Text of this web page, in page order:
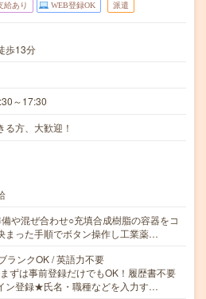
給あり WEB登録OK 派遣
歩13分
～17:30
方、大歓迎！
や混ぜ合わせ○充填合成樹脂の容器をコ
まった手順でボタン操作し工業薬…
ランクOK / 英語力不要
ずは事前登録だけでもOK！履歴書不要
ン登録★氏名・職種などを入力す…